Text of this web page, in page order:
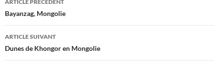
des
articles
ARTICLE PRÉCÉDENT
Bayanzag, Mongolie
ARTICLE SUIVANT
Dunes de Khongor en Mongolie